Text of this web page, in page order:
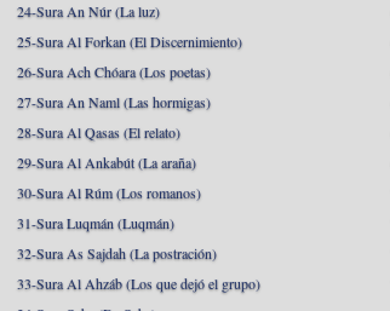
24-Sura An Núr (La luz)
25-Sura Al Forkan (El Discernimiento)
26-Sura Ach Chóara (Los poetas)
27-Sura An Naml (Las hormigas)
28-Sura Al Qasas (El relato)
29-Sura Al Ankabút (La araña)
30-Sura Al Rúm (Los romanos)
31-Sura Luqmán (Luqmán)
32-Sura As Sajdah (La postración)
33-Sura Al Ahzáb (Los que dejó el grupo)